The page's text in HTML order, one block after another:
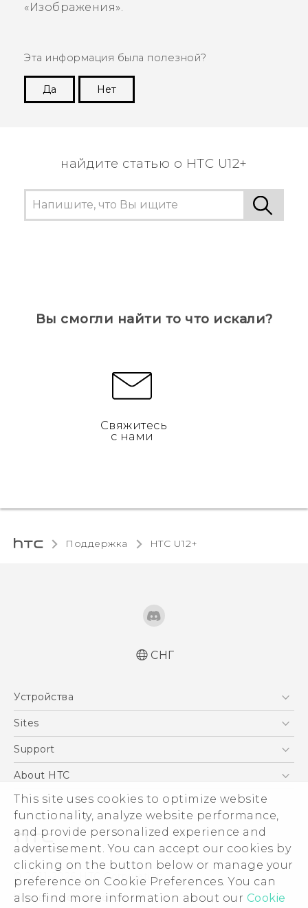
This site uses cookies to optimize website
functionality, analyze website performance,
and provide personalized experience and
advertisement. You can accept our cookies by
clicking on the button below or manage your
preference on Cookie Preferences. You can
also find more information about our Cookie
«Изображения».
Эта информация была полезной?
Да
Нет
найдите статью о HTC U12+
Вы смогли найти то что искали?
Свяжитесь
с нами
Поддержка HTC U12+‎
Русский - Руководство по безопасности и
Қазақ - Пайдаланушы нұсқаулығы
Қазақ - Қауіпсіздік және нормативтік
English - Safety and regulatory guide
СНГ
Устройства
5G
EXODUS
VIVE
Sites
HTC Dev
Support
ПОДДЕРЖКА
About HTC
ESG
Инвестирование
Политика конфиденциальности
Безопасность продуктов
Вакансии
© 2011-2026 HTC Corporation
Условия использования.